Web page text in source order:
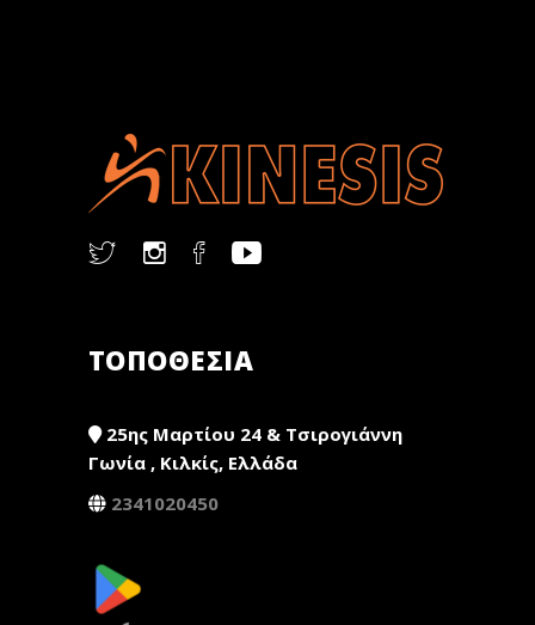
ΤΟΠΟΘΕΣΙΑ
25ης Μαρτίου 24 & Τσιρογιάννη
Γωνία , Κιλκίς, Ελλάδα
2341020450